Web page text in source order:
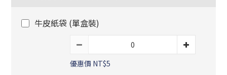
牛皮紙袋 (單盒裝)
優惠價 NT$5